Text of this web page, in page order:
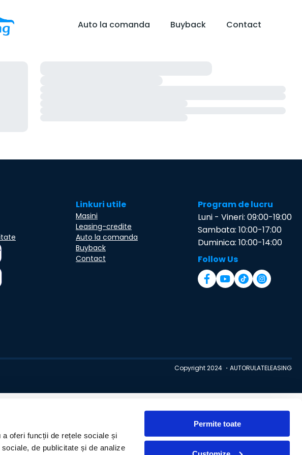
oferi funcții de rețele sociale și
de publicitate și de analize
Permite toate
Auto la comanda Buyback Contact
Linkuri utile
Masini
Leasing-credite
Auto la comanda
Buyback
Contact
Program de lucru
Luni - Vineri: 09:00-19:00
Sambata: 10:00-17:00
Duminica: 10:00-14:00
Follow Us
Copyright 2024 ・AUTORULATELEASING